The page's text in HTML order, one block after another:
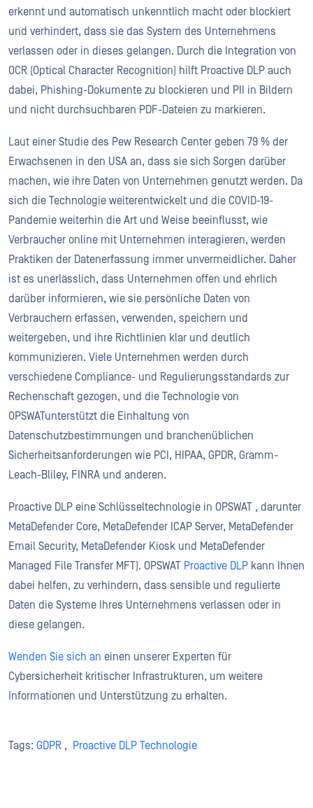
erkennt und automatisch unkenntlich macht oder blockiert
und verhindert, dass sie das System des Unternehmens
verlassen oder in dieses gelangen. Durch die Integration von
OCR (Optical Character Recognition) hilft Proactive DLP auch
dabei, Phishing-Dokumente zu blockieren und PII in Bildern
und nicht durchsuchbaren PDF-Dateien zu markieren.
Laut einer Studie des Pew Research Center geben 79 % der
Erwachsenen in den USA an, dass sie sich Sorgen darüber
machen, wie ihre Daten von Unternehmen genutzt werden. Da
sich die Technologie weiterentwickelt und die COVID-19-
Pandemie weiterhin die Art und Weise beeinflusst, wie
Verbraucher online mit Unternehmen interagieren, werden
Praktiken der Datenerfassung immer unvermeidlicher. Daher
ist es unerlässlich, dass Unternehmen offen und ehrlich
darüber informieren, wie sie persönliche Daten von
Verbrauchern erfassen, verwenden, speichern und
weitergeben, und ihre Richtlinien klar und deutlich
kommunizieren. Viele Unternehmen werden durch
verschiedene Compliance- und Regulierungsstandards zur
Rechenschaft gezogen, und die Technologie von
OPSWATunterstützt die Einhaltung von
Datenschutzbestimmungen und branchenüblichen
Sicherheitsanforderungen wie PCI, HIPAA, GPDR, Gramm-
Leach-Bliley, FINRA und anderen.
Proactive DLP eine Schlüsseltechnologie in OPSWAT , darunter
MetaDefender Core, MetaDefender ICAP Server, MetaDefender
Email Security, MetaDefender Kiosk und MetaDefender
Managed File Transfer MFT). OPSWAT Proactive DLP kann Ihnen
dabei helfen, zu verhindern, dass sensible und regulierte
Daten die Systeme Ihres Unternehmens verlassen oder in
diese gelangen.
Wenden Sie sich an einen unserer Experten für
Cybersicherheit kritischer Infrastrukturen, um weitere
Informationen und Unterstützung zu erhalten.
Tags: GDPR , Proactive DLP Technologie